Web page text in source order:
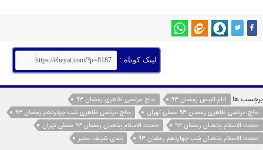
لینک کوتاه :
برچسب ها ایام البیض رمضان 93
حاج مرتضی طاهری رمضان 93
حاج مرتضی طاهری رمضان 93 مصلی تهران
حاج مرتضی طاهری شب چهاردهم رمضان 93
حجت الاسلام پناهیان رمضان 93
حجت الاسلام پناهیان رمضان 93 مصلی تهران
حجت الاسلام پناهیان شب چهاردهم رمضان 93
دعای شریف مجیر